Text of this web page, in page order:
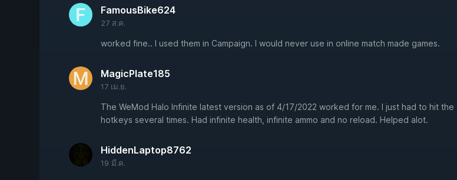
FamousBike624
27 ส.ค.
worked fine.. I used them in Campaign. I would never use in online match made games.
MagicPlate185
17 เม.ย.
The WeMod Halo Infinite latest version as of 4/17/2022 worked for me. I just had to hit the
hotkeys several times. Had infinite health, infinite ammo and no reload. Helped alot.
HiddenLaptop8762
19 มี.ค.